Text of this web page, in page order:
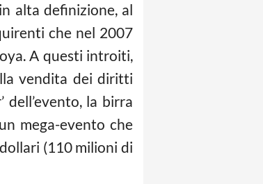
alta definizione, al
che nel 2007
A questi introiti,
vendita dei diritti
la birra
mega-evento che
(110 milioni di